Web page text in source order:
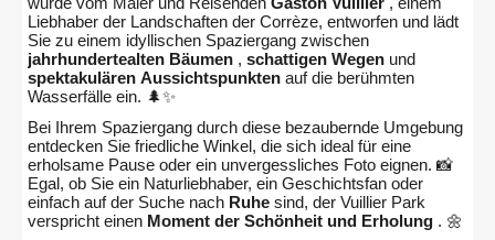
Liebhaber der Landschaften der Corrèze, entworfen und lädt
Sie zu einem idyllischen Spaziergang zwischen
jahrhundertealten Bäumen , schattigen Wegen und
spektakulären Aussichtspunkten auf die berühmten
Wasserfälle ein. 🌲✨
Bei Ihrem Spaziergang durch diese bezaubernde Umgebung
entdecken Sie friedliche Winkel, die sich ideal für eine
erholsame Pause oder ein unvergessliches Foto eignen. 📸
Egal, ob Sie ein Naturliebhaber, ein Geschichtsfan oder
einfach auf der Suche nach Ruhe sind, der Vuillier Park
verspricht einen Moment der Schönheit und Erholung . 🌼